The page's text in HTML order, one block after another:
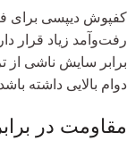
کفپوش دیپسی برای
رفت‌وآمد زیاد قرار
برابر سایش ناشی از
دوام بالایی داشته
مقاومت در